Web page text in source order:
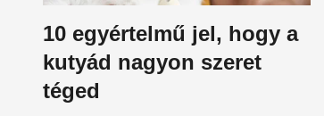
10 egyértelmű jel, hogy a
kutyád nagyon szeret
téged